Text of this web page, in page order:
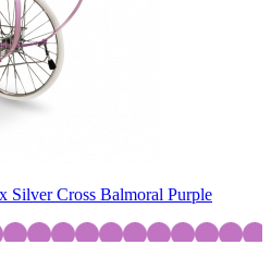
Silver Cross Balmoral Purple